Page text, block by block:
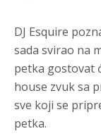
DJ Esquire
sada svirao na
petka gostovat
house zvuk sa
sve koji se
petka.